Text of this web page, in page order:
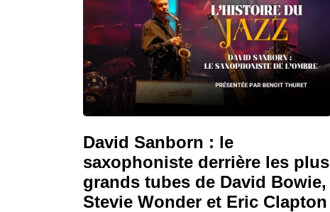
David Sanborn : le
saxophoniste derrière les plus
grands tubes de David Bowie,
Stevie Wonder et Eric Clapton